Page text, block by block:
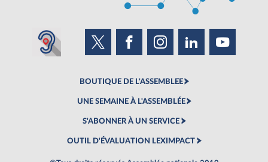
BOUTIQUE DE L'ASSEMBLEE
UNE SEMAINE À L'ASSEMBLÉE
S'ABONNER À UN SERVICE
OUTIL D'ÉVALUATION LEXIMPACT